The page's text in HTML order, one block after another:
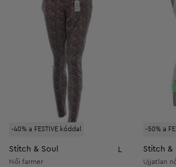
-40% a FESTIVE kóddal
Stitch & Soul L
Női farmer
-50% a
Stitch &
Ujjatlan